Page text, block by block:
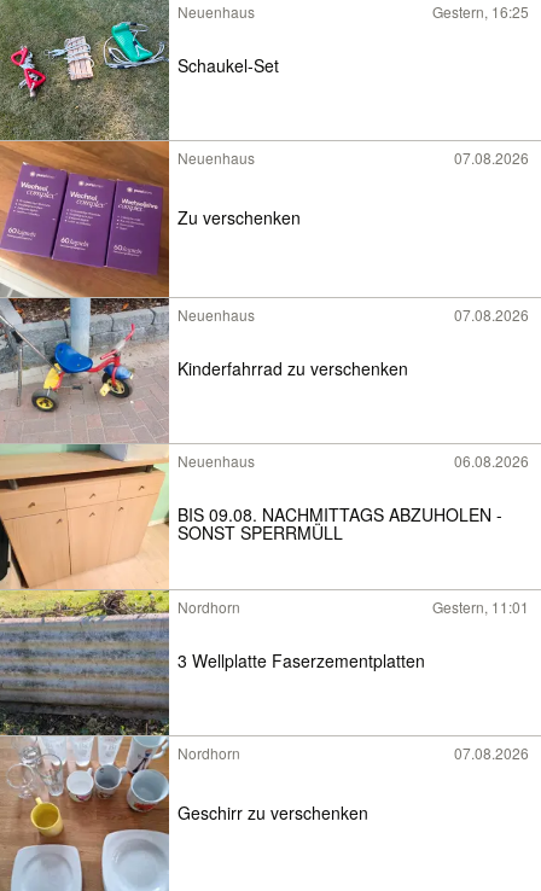
Neuenhaus Gestern, 16:25
Schaukel-Set
Neuenhaus 07.08.2026
Zu verschenken
Neuenhaus 07.08.2026
Kinderfahrrad zu verschenken
Neuenhaus 06.08.2026
BIS 09.08. NACHMITTAGS ABZUHOLEN -
SONST SPERRMÜLL
Nordhorn Gestern, 11:01
3 Wellplatte Faserzementplatten
Nordhorn 07.08.2026
Geschirr zu verschenken